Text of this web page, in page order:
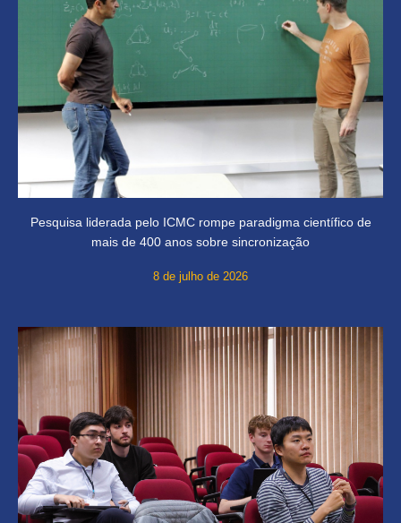
Pesquisa liderada pelo ICMC rompe paradigma científico de
mais de 400 anos sobre sincronização
8 de julho de 2026